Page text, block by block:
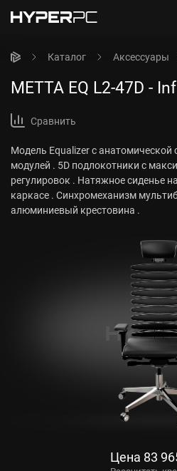
Каталог Аксессуары
METTA EQ L2-47D -
Сравнить
Модель Equalizer с
модулей . 5D подлокотники с
регулировок . Натяжное сиденье
каркасе . Синхромеханизм
алюминиевый крестовина .
Цена 83